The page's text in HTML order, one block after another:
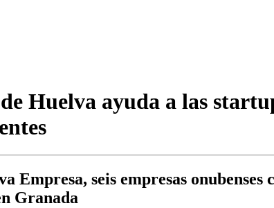
Huelva ayuda a las
Empresa, seis empresas
Granada